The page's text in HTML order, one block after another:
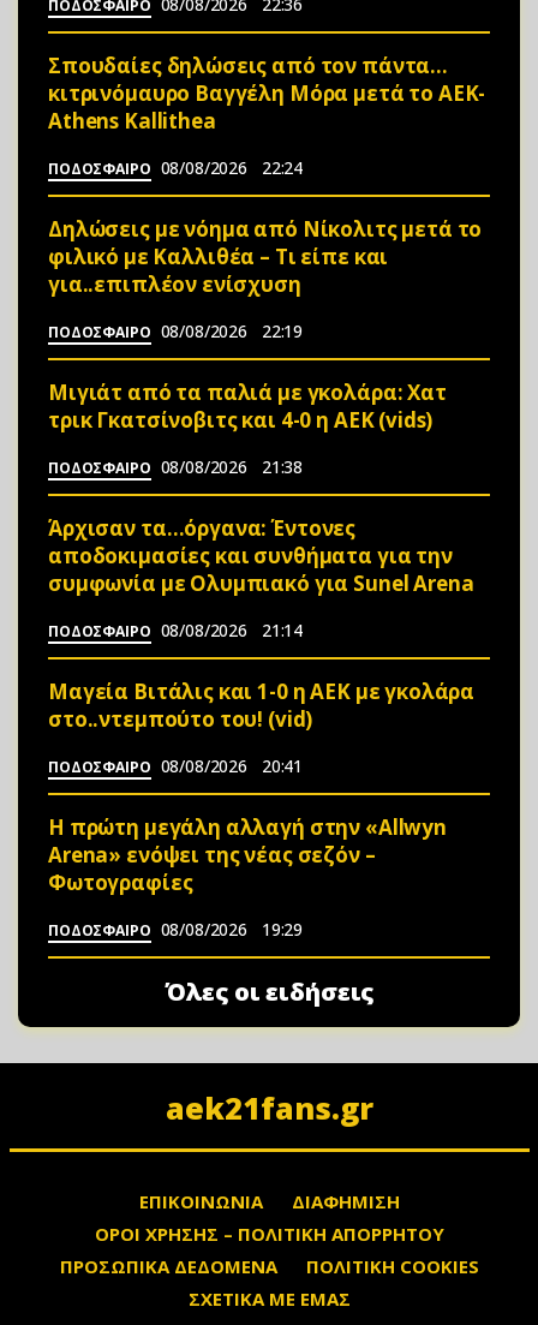
ΠΟΔΟΣΦΑΙΡΟ
Σπουδαίες δηλώσεις από τον πάντα…
κιτρινόμαυρο Βαγγέλη Μόρα μετά το ΑΕΚ-
Athens Kallithea
ΠΟΔΟΣΦΑΙΡΟ 08/08/2026 22:24
Δηλώσεις με νόημα από Νίκολιτς μετά το
φιλικό με Καλλιθέα – Τι είπε και
για..επιπλέον ενίσχυση
ΠΟΔΟΣΦΑΙΡΟ 08/08/2026 22:19
Μιγιάτ από τα παλιά με γκολάρα: Χατ
τρικ Γκατσίνοβιτς και 4-0 η ΑΕΚ (vids)
ΠΟΔΟΣΦΑΙΡΟ 08/08/2026 21:38
Άρχισαν τα…όργανα: Έντονες
αποδοκιμασίες και συνθήματα για την
συμφωνία με Ολυμπιακό για Sunel Arena
ΠΟΔΟΣΦΑΙΡΟ 08/08/2026 21:14
Μαγεία Βιτάλις και 1-0 η ΑΕΚ με γκολάρα
στο..ντεμπούτο του! (vid)
ΠΟΔΟΣΦΑΙΡΟ 08/08/2026 20:41
Η πρώτη μεγάλη αλλαγή στην «Αllwyn
Arena» ενόψει της νέας σεζόν –
Φωτoγραφίες
ΠΟΔΟΣΦΑΙΡΟ 08/08/2026 19:29
Όλες οι ειδήσεις
aek21fans.gr
ΕΠΙΚΟΙΝΩΝΙΑ
ΔΙΑΦΗΜΙΣΗ
ΟΡΟΙ ΧΡΗΣΗΣ – ΠΟΛΙΤΙΚΗ ΑΠΟΡΡΗΤΟΥ
ΠΡΟΣΩΠΙΚΑ ΔΕΔΟΜΕΝΑ
ΠΟΛΙΤΙΚΗ COOKIES
ΣΧΕΤΙΚΑ ΜΕ ΕΜΑΣ